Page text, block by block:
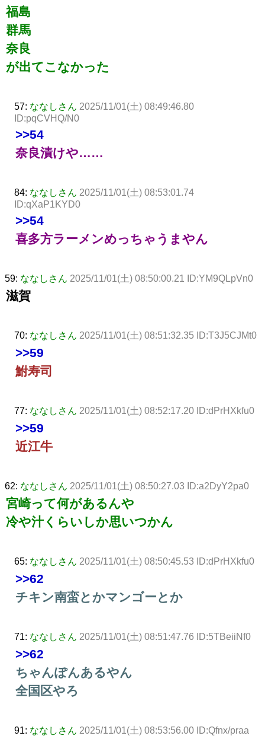
福島
群馬
奈良
が出てこなかった
57: ななしさん 2025/11/01(土) 08:49:46.80
ID:pqCVHQ/N0
>>54
奈良漬けや……
84: ななしさん 2025/11/01(土) 08:53:01.74
ID:qXaP1KYD0
>>54
喜多方ラーメンめっちゃうまやん
59: ななしさん 2025/11/01(土) 08:50:00.21 ID:YM9QLpVn0
滋賀
70: ななしさん 2025/11/01(土) 08:51:32.35 ID:T3J5CJMt0
>>59
鮒寿司
77: ななしさん 2025/11/01(土) 08:52:17.20 ID:dPrHXkfu0
>>59
近江牛
62: ななしさん 2025/11/01(土) 08:50:27.03 ID:a2DyY2pa0
宮崎って何があるんや
冷や汁くらいしか思いつかん
65: ななしさん 2025/11/01(土) 08:50:45.53 ID:dPrHXkfu0
>>62
チキン南蛮とかマンゴーとか
71: ななしさん 2025/11/01(土) 08:51:47.76 ID:5TBeiiNf0
>>62
ちゃんぽんあるやん
全国区やろ
91: ななしさん 2025/11/01(土) 08:53:56.00 ID:Qfnx/praa